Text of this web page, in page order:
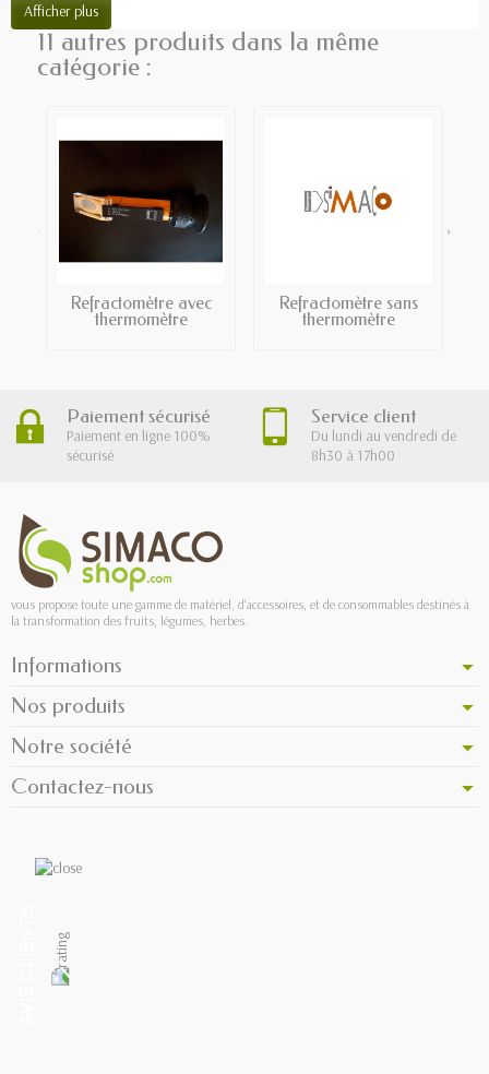
Afficher plus
11 autres produits dans la même
catégorie :
Refractomètre avec
thermomètre
Refractomètre sans
thermomètre
›
Paiement sécurisé
Paiement en ligne 100%
sécurisé
Service client
Du lundi au vendredi de
8h30 à 17h00
vous propose toute une gamme de matériel, d'accessoires, et de consommables destinés à
la transformation des fruits, légumes, herbes.
Informations
Nos produits
Notre société
Contactez-nous